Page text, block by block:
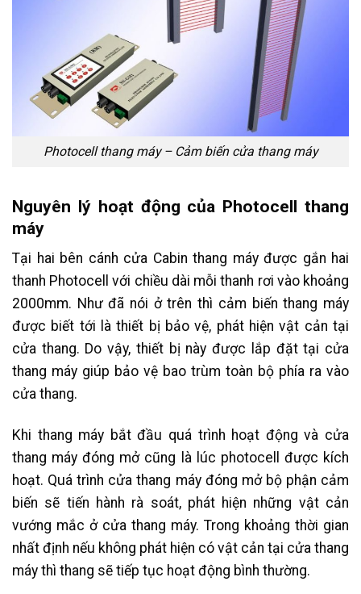
Photocell thang máy – Cảm biến cửa thang máy
Nguyên lý hoạt động của Photocell thang
máy
Tại hai bên cánh cửa Cabin thang máy được gắn hai
thanh Photocell với chiều dài mỗi thanh rơi vào khoảng
2000mm. Như đã nói ở trên thì cảm biến thang máy
được biết tới là thiết bị bảo vệ, phát hiện vật cản tại
cửa thang. Do vậy, thiết bị này được lắp đặt tại cửa
thang máy giúp bảo vệ bao trùm toàn bộ phía ra vào
cửa thang.
Khi thang máy bắt đầu quá trình hoạt động và cửa
thang máy đóng mở cũng là lúc photocell được kích
hoạt. Quá trình cửa thang máy đóng mở bộ phận cảm
biến sẽ tiến hành rà soát, phát hiện những vật cản
vướng mắc ở cửa thang máy. Trong khoảng thời gian
nhất định nếu không phát hiện có vật cản tại cửa thang
máy thì thang sẽ tiếp tục hoạt động bình thường.